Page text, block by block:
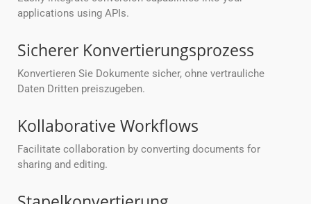
applications using APIs.
Sicherer Konvertierungsprozess
Konvertieren Sie Dokumente sicher, ohne vertrauliche
Daten Dritten preiszugeben.
Kollaborative Workflows
Facilitate collaboration by converting documents for
sharing and editing.